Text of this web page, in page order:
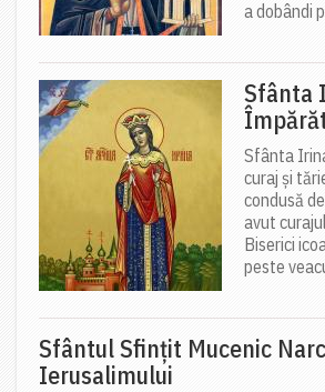
a dobândi
Sfânta
Sfânta
curaj și
condusă
avut
Biserici
peste
Sfântul Sfinţit Mucenic
Ierusalimului